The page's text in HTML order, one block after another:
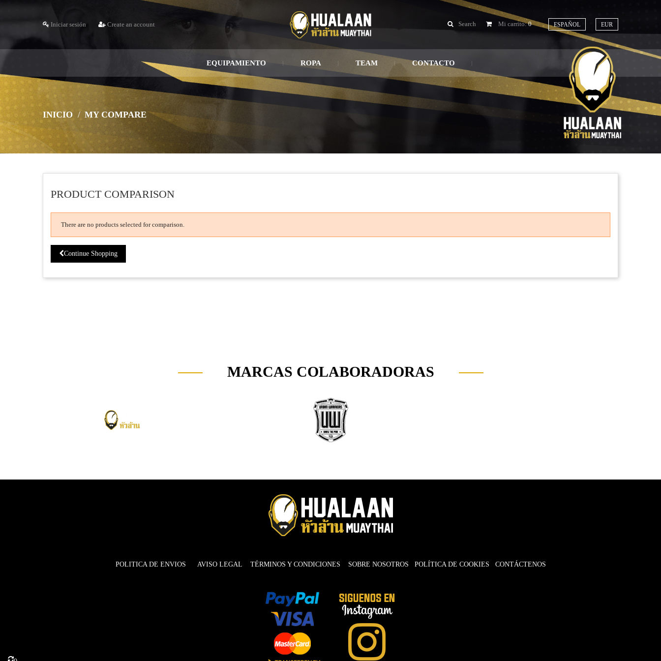
Search Mi carrito: 0 ESPAÑOL EUR
Iniciar sesión Create an account
EQUIPAMIENTO ROPA TEAM CONTACTO
INICIO MY COMPARE
PRODUCT COMPARISON
There are no products selected for comparison.
Continue Shopping
MARCAS COLABORADORAS
POLITICA DE ENVIOS AVISO LEGAL TÉRMINOS Y CONDICIONES SOBRE NOSOTROS POLÍTICA DE COOKIES CONTÁCTENOS